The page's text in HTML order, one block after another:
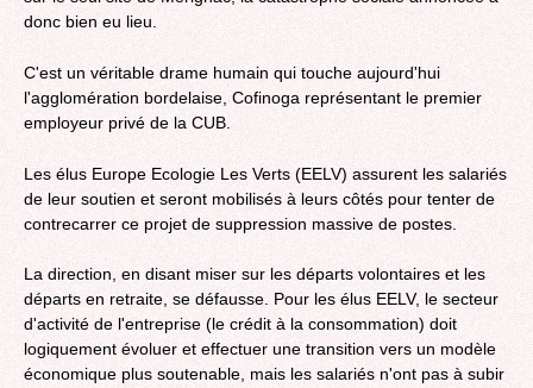
donc bien eu lieu.
C'est un véritable drame humain qui touche aujourd'hui
l'agglomération bordelaise, Cofinoga représentant le premier
employeur privé de la CUB.
Les élus Europe Ecologie Les Verts (EELV) assurent les salariés
de leur soutien et seront mobilisés à leurs côtés pour tenter de
contrecarrer ce projet de suppression massive de postes.
La direction, en disant miser sur les départs volontaires et les
départs en retraite, se défausse. Pour les élus EELV, le secteur
d'activité de l'entreprise (le crédit à la consommation) doit
logiquement évoluer et effectuer une transition vers un modèle
économique plus soutenable, mais les salariés n'ont pas à subir